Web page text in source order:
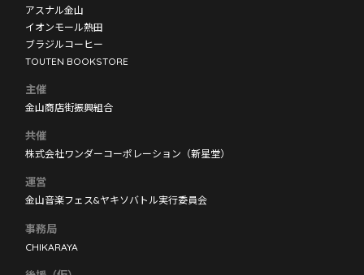
アスナル金山
イオンモール熱田
ブラジルコーヒー
TOUTEN BOOKSTORE
主催
金山商店街振興組合
共催
株式会社ワンダーコーポレーション（新星堂）
運営
金山音楽フェス&ヤキソバトル実行委員会
事務局
CHIKARAYA